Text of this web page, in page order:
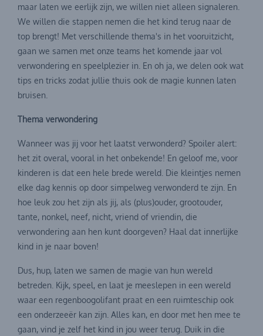
maar laten we eerlijk zijn, we willen niet alleen signaleren.
We willen die stappen nemen die het kind terug naar de
top brengt! Met verschillende thema's in het vooruitzicht,
gaan we samen met onze teams het komende jaar vol
verwondering en speelplezier in. En oh ja, we delen ook wat
tips en tricks zodat jullie thuis ook de magie kunnen laten
bruisen.
Thema verwondering
Wanneer was jij voor het laatst verwonderd? Spoiler alert:
het zit overal, vooral in het onbekende! En geloof me, voor
kinderen is dat een hele brede wereld. Die kleintjes nemen
elke dag kennis op door simpelweg verwonderd te zijn. En
hoe leuk zou het zijn als jij, als (plus)ouder, grootouder,
tante, nonkel, neef, nicht, vriend of vriendin, die
verwondering aan hen kunt doorgeven? Haal dat innerlijke
kind in je naar boven!
Dus, hup, laten we samen de magie van hun wereld
betreden. Kijk, speel, en laat je meeslepen in een wereld
waar een regenboogolifant praat en een ruimteschip ook
een onderzeeër kan zijn. Alles kan, en door met hen mee te
gaan, vind je zelf het kind in jou weer terug. Duik in die